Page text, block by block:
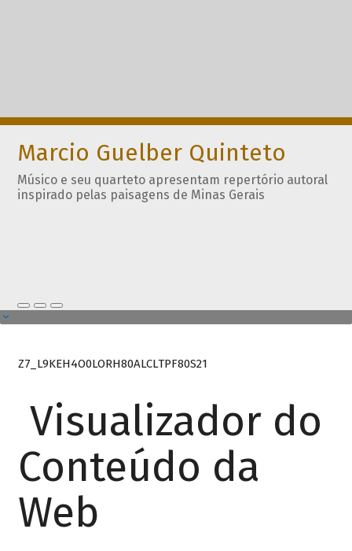
Marcio Guelber Quinteto
Músico e seu quarteto apresentam repertório autoral
inspirado pelas paisagens de Minas Gerais
Z7_L9KEH4O0LORH80ALCLTPF80S21
Visualizador do
Conteúdo da
Web